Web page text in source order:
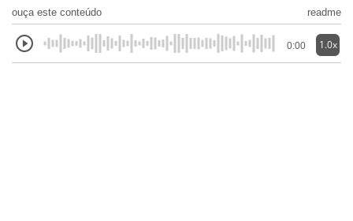
ouça este conteúdo readme
0:00 1.0x